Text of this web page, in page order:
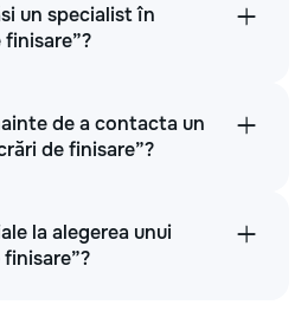
un specialist în
de a contacta un
de finisare”?
la alegerea unui